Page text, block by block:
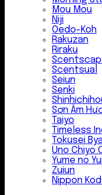
Mou Mou
Niji
Oedo-Koh
Rakuzan
Riraku
Scentsual
Seiun
Senki
Sơn Âm
Taiyo
Timeless
Tokusei
Uno Chiyo
Yume no
Zuiun
Nippon